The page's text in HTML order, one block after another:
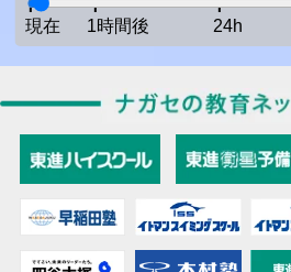
現在 1時間後 24h